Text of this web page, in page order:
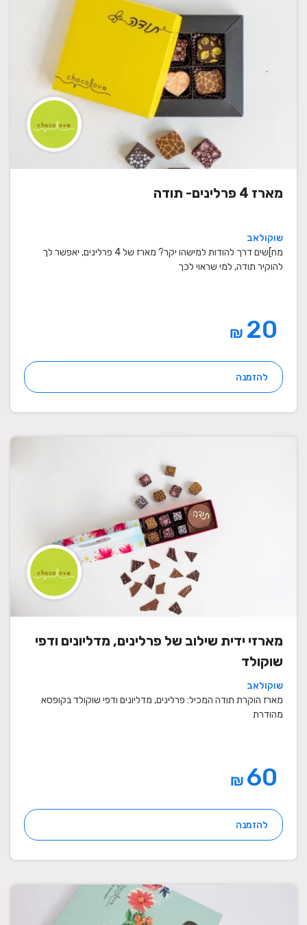
מארז 4 פרלינים- תודה
שוקולאב
מח]שים דרך להודות למישהו יקר? מארז של 4 פרלינים, יאפשר לך
להוקיר תודה, למי שראוי לכך
₪
להזמנה
מארזי ידית שילוב של פרלינים, מדליונים ודפי
שוקולד
שוקולאב
מארז הוקרת תודה המכיל: פרלינים, מדליונים ודפי שוקולד בקופסא
מהודרת
₪
להזמנה